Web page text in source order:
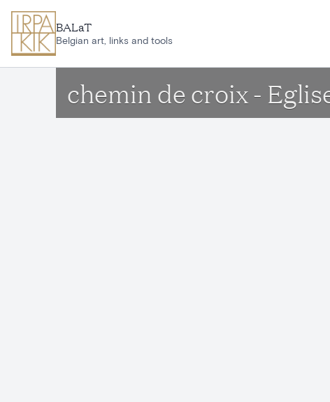
BALaT
Belgian art, links and tools
chemin de croix -